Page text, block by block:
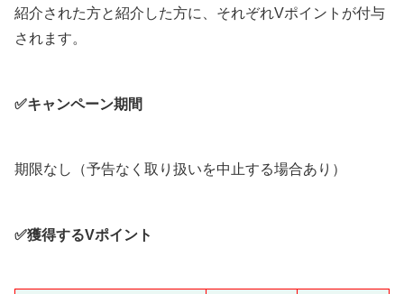
紹介された方と紹介した方に、それぞれVポイントが付与
されます。
✅キャンペーン期間
期限なし（予告なく取り扱いを中止する場合あり）
✅獲得するVポイント